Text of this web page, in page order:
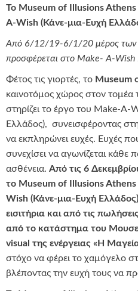
Το Museum of Illusions Athens
A-Wish (Κάνε-μια-Ευχή
Από 6/12/19-6/1/20 μέρος των
προσφέρεται στο Make- A-Wish
Φέτος τις γιορτές, το Museum
καινοτόμος χώρος στον τομέα
στηρίζει το έργο του Make-A-
Ελλάδος), συνεισφέροντας
να εκπληρώνει ευχές. Ευχές
συνεχίσει να αγωνίζεται
ασθένεια. Από τις 6
το Museum of Illusions Athens
Wish (Κάνε-μια-Ευχή
εισιτήρια και από τις
από το κατάστημα του
visual της ενέργειας «Η
στόχο να φέρει το χαμόγελο
βλέποντας την ευχή τους να